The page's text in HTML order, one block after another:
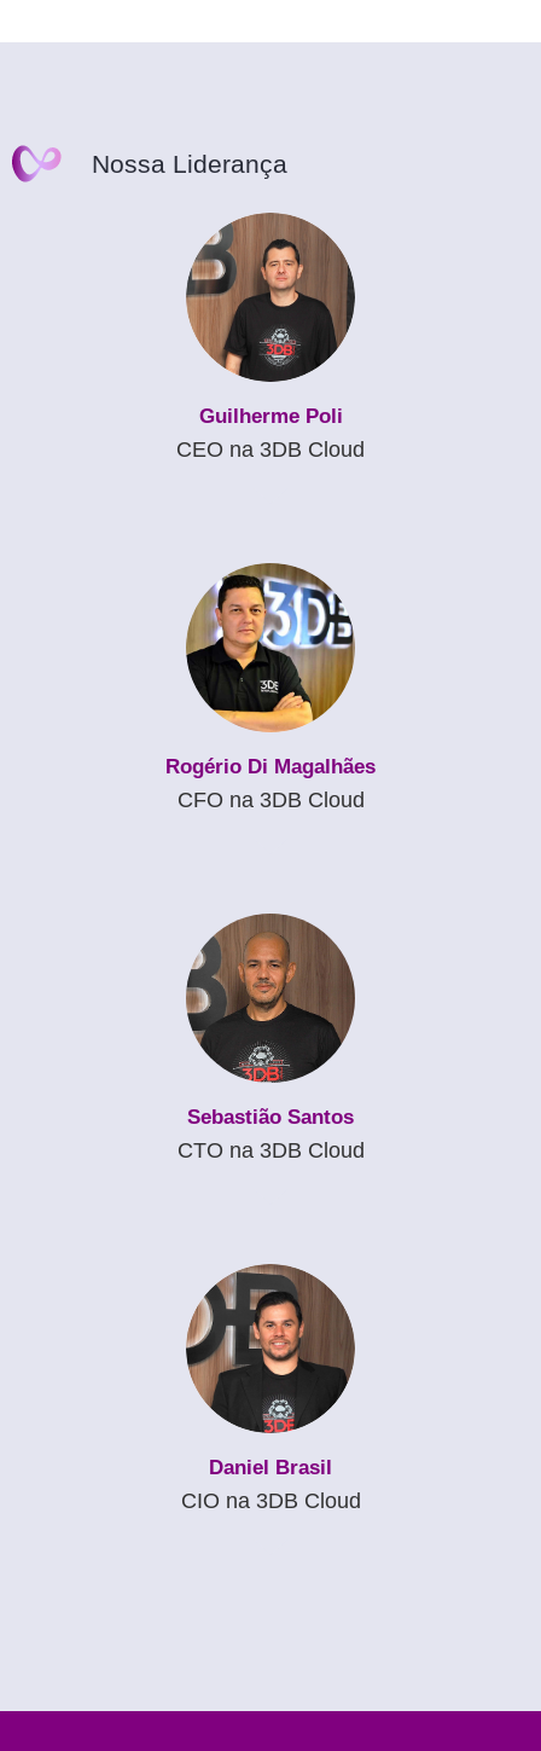
Nossa Liderança
Guilherme Poli
CEO na 3DB Cloud
Rogério Di Magalhães
CFO na 3DB Cloud
Sebastião Santos
CTO na 3DB Cloud
Daniel Brasil
CIO na 3DB Cloud